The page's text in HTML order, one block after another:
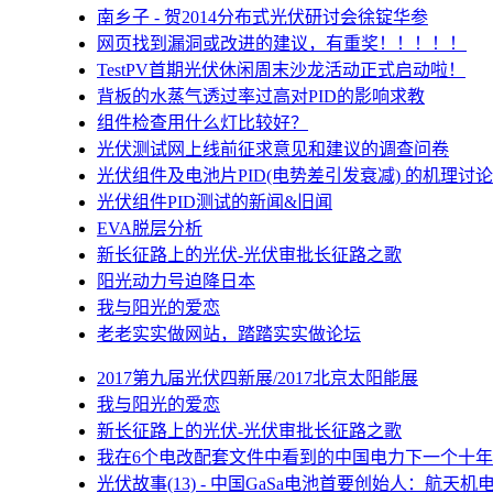
南乡子 - 贺2014分布式光伏研讨会徐锭华参
网页找到漏洞或改进的建议，有重奖！！！！！
TestPV首期光伏休闲周末沙龙活动正式启动啦！
背板的水蒸气透过率过高对PID的影响求教
组件检查用什么灯比较好？
光伏测试网上线前征求意见和建议的调查问卷
光伏组件及电池片PID(电势差引发衰减) 的机理讨论
光伏组件PID测试的新闻&旧闻
EVA脱层分析
新长征路上的光伏-光伏审批长征路之歌
阳光动力号迫降日本
我与阳光的爱恋
老老实实做网站，踏踏实实做论坛
2017第九届光伏四新展/2017北京太阳能展
我与阳光的爱恋
新长征路上的光伏-光伏审批长征路之歌
我在6个电改配套文件中看到的中国电力下一个十年
光伏故事(13) - 中国GaSa电池首要创始人：航天机